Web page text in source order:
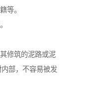
等。
修筑的泥路或泥
部，不容易被发